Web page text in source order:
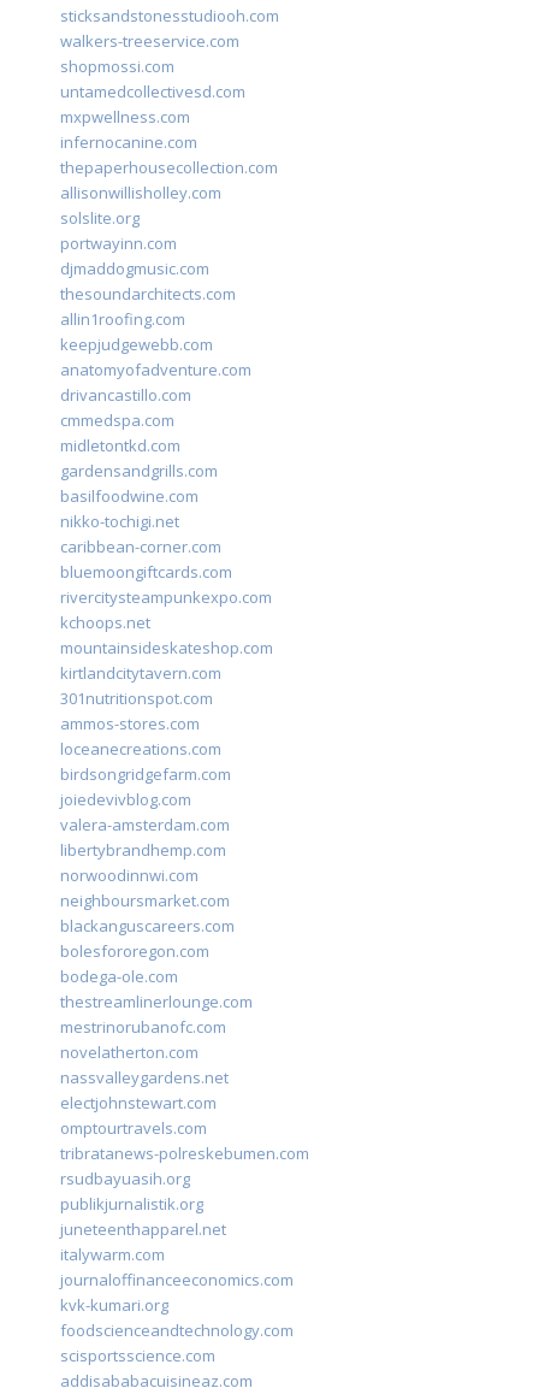
sticksandstonesstudiooh.com
walkers-treeservice.com
shopmossi.com
untamedcollectivesd.com
mxpwellness.com
infernocanine.com
thepaperhousecollection.com
allisonwillisholley.com
solslite.org
portwayinn.com
djmaddogmusic.com
thesoundarchitects.com
allin1roofing.com
keepjudgewebb.com
anatomyofadventure.com
drivancastillo.com
cmmedspa.com
midletontkd.com
gardensandgrills.com
basilfoodwine.com
nikko-tochigi.net
caribbean-corner.com
bluemoongiftcards.com
rivercitysteampunkexpo.com
kchoops.net
mountainsideskateshop.com
kirtlandcitytavern.com
301nutritionspot.com
ammos-stores.com
loceanecreations.com
birdsongridgefarm.com
joiedevivblog.com
valera-amsterdam.com
libertybrandhemp.com
norwoodinnwi.com
neighboursmarket.com
blackanguscareers.com
bolesfororegon.com
bodega-ole.com
thestreamlinerlounge.com
mestrinorubanofc.com
novelatherton.com
nassvalleygardens.net
electjohnstewart.com
omptourtravels.com
tribratanews-polreskebumen.com
rsudbayuasih.org
publikjurnalistik.org
juneteenthapparel.net
italywarm.com
journaloffinanceeconomics.com
kvk-kumari.org
foodscienceandtechnology.com
scisportsscience.com
addisababacuisineaz.com